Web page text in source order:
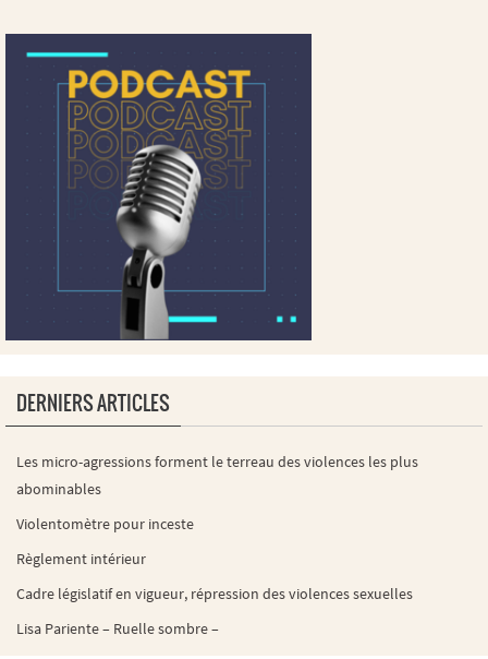
DERNIERS ARTICLES
Les micro-agressions forment le terreau des violences les plus
abominables
Violentomètre pour inceste
Règlement intérieur
Cadre législatif en vigueur, répression des violences sexuelles
Lisa Pariente – Ruelle sombre –